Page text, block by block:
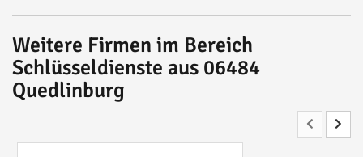
Weitere Firmen im Bereich
Schlüsseldienste aus 06484
Quedlinburg